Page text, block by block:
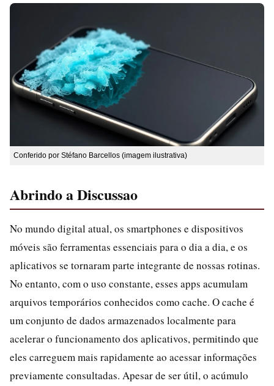
Conferido por Stéfano Barcellos (imagem ilustrativa)
Abrindo a Discussao
No mundo digital atual, os smartphones e dispositivos
móveis são ferramentas essenciais para o dia a dia, e os
aplicativos se tornaram parte integrante de nossas rotinas.
No entanto, com o uso constante, esses apps acumulam
arquivos temporários conhecidos como cache. O cache é
um conjunto de dados armazenados localmente para
acelerar o funcionamento dos aplicativos, permitindo que
eles carreguem mais rapidamente ao acessar informações
previamente consultadas. Apesar de ser útil, o acúmulo